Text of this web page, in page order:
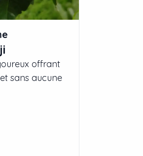
offrant
sans aucune